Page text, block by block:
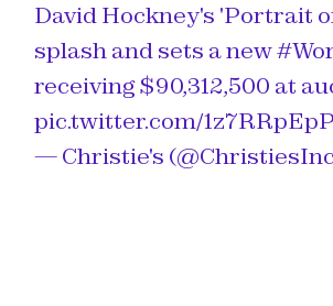
David Hockney's 'Portrait
splash and sets a new
receiving $90,312,500 at
pic.twitter.com/
— Christie's